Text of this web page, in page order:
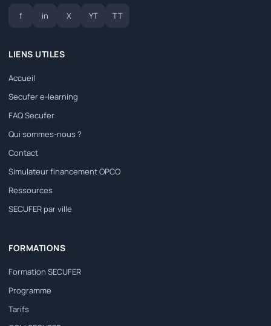
f in X YT TT
LIENS UTILES
Accueil
Secufer e-learning
FAQ Secufer
Qui sommes-nous ?
Contact
Simulateur financement OPCO
Ressources
SECUFER par ville
FORMATIONS
Formation SECUFER
Programme
Tarifs